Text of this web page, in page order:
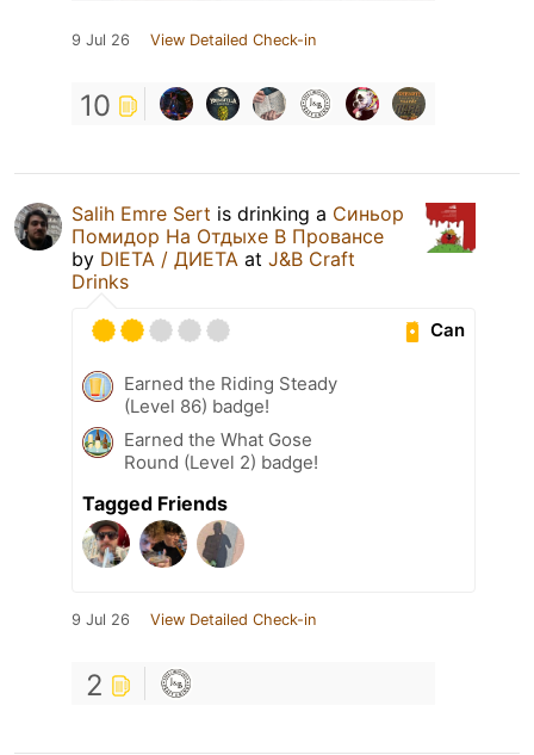
9 Jul 26 View Detailed Check-in
10
Salih Emre Sert is drinking a Синьор
Помидор На Отдыхе В Провансе
by DIETA / ДИЕТА at J&B Craft
Drinks
Can
Earned the Riding Steady
(Level 86) badge!
Earned the What Gose
Round (Level 2) badge!
Tagged Friends
9 Jul 26 View Detailed Check-in
2